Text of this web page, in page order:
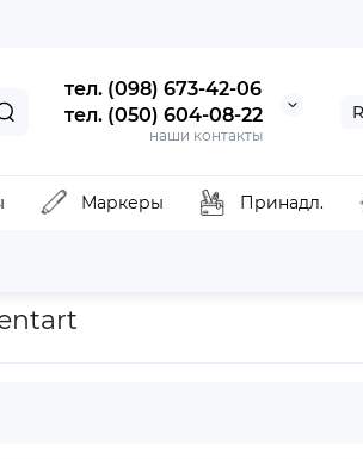
тел. (098) 673-42-06
тел. (050) 604-08-22
наши контакты
Маркеры Принадл.
100 мл, Pentart